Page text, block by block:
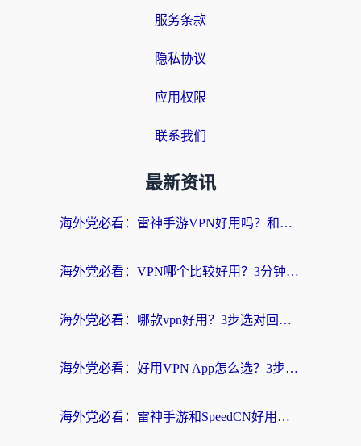
服务条款
隐私协议
应用权限
联系我们
最新资讯
海外党必看：雷神手游VPN好用吗？和天速回国VPN对比哪个回国效果更好？附实用加速器选择指南
海外党必看：VPN哪个比较好用？3分钟找到适合你的回国加速方案
海外党必看：哪款vpn好用？3步选对回国加速器，无缝刷剧玩游戏
海外党必看：好用VPN App怎么选？3步教你无缝访问国内资源
海外党必看：雷神手游和SpeedCN好用吗？3招选对回国加速器无缝刷国内资源